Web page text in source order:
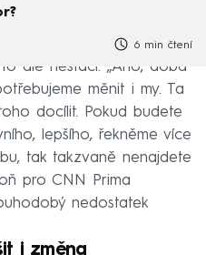
6 min čtení
ale nestačí. „Ano, doba
měnit i my. Ta
docílit. Pokud budete
lepšího, řekněme více
tak takzvaně nenajdete
pro CNN Prima
nedostatek
i změna